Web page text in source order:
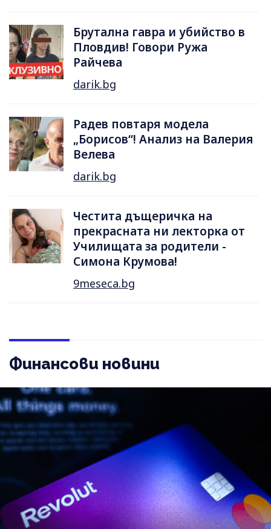
Брутална гавра и убийство в
Пловдив! Говори Ружа
Райчева
darik.bg
Радев повтаря модела
„Борисов“! Анализ на Валерия
Велева
darik.bg
Честита дъщеричка на
прекрасната ни лекторка от
Училищата за родители -
Симона Крумова!
9meseca.bg
Финансови новини